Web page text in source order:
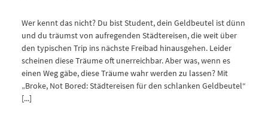
Wer kennt das nicht? Du bist Student, dein Geldbeutel ist dünn
und du träumst von aufregenden Städtereisen, die weit über
den typischen Trip ins nächste Freibad hinausgehen. Leider
scheinen diese Träume oft unerreichbar. Aber was, wenn es
einen Weg gäbe, diese Träume wahr werden zu lassen? Mit
„Broke, Not Bored: Städtereisen für den schlanken Geldbeutel“
[...]